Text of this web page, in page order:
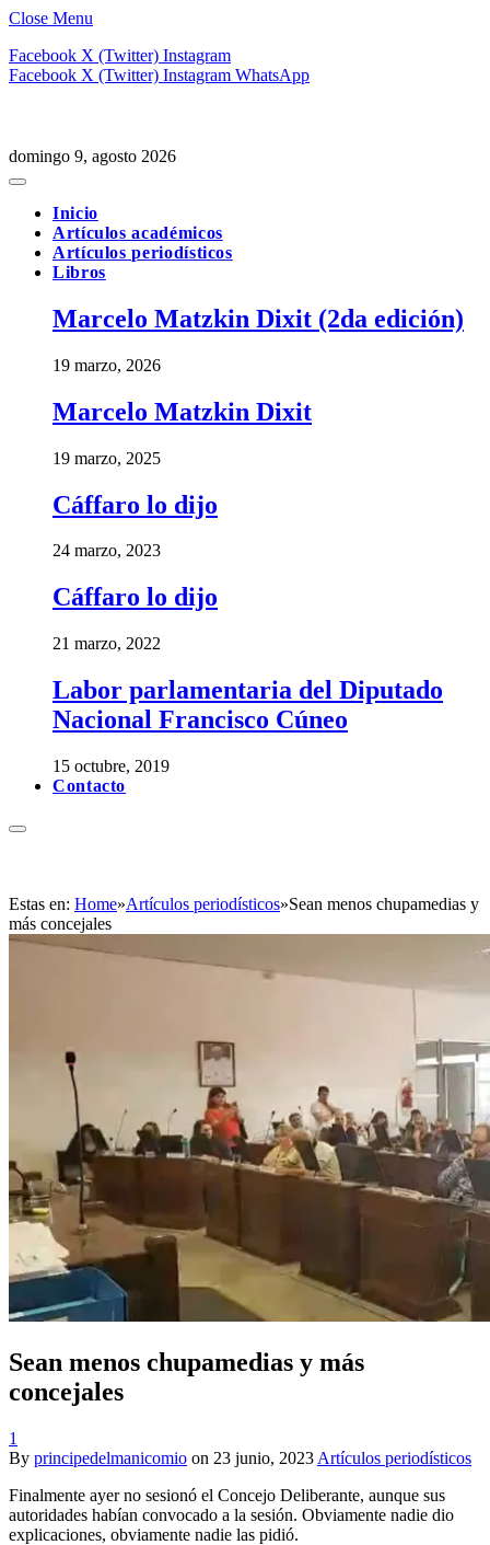
Close Menu
Facebook X (Twitter) Instagram
Facebook X (Twitter) Instagram WhatsApp
domingo 9, agosto 2026
Inicio
Artículos académicos
Artículos periodísticos
Libros
Marcelo Matzkin Dixit (2da edición)
19 marzo, 2026
Marcelo Matzkin Dixit
19 marzo, 2025
Cáffaro lo dijo
24 marzo, 2023
Cáffaro lo dijo
21 marzo, 2022
Labor parlamentaria del Diputado
Nacional Francisco Cúneo
15 octubre, 2019
Contacto
Estas en: Home»Artículos periodísticos»Sean menos chupamedias y
más concejales
Sean menos chupamedias y más
concejales
1
By principedelmanicomio on 23 junio, 2023 Artículos periodísticos
Finalmente ayer no sesionó el Concejo Deliberante, aunque sus
autoridades habían convocado a la sesión. Obviamente nadie dio
explicaciones, obviamente nadie las pidió.